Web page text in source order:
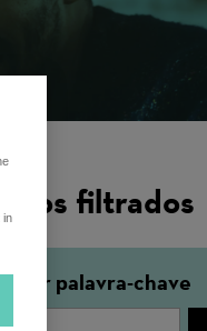
filtrados
por palavra-chave
in